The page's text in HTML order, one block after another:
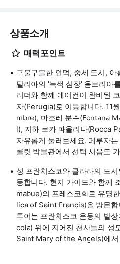
상품소개
매력포인트
구불구불한 언덕, 중세 도시, 아
탈리아의 '녹색 심장' 움브리아
리더와 함께 에어컨이 완비된
자(Perugia)로 이동합니다. 11
mbre), 마조레 분수(Fontana
l), 지하 로카 파올리나(Rocca
자유롭게 둘러보세요. 페루자
콜릿 박물관에서 선택 시음도
성 프란치스코와 클라라의 도
동합니다. 현지 가이드와 함께
mabue)의 프레스코화로 유명
lica of Saint Francis)을 방문합
투어는 프란치스코 운동의 발
cola) 위에 지어진 천사들의 성
Saint Mary of the Angels)에서